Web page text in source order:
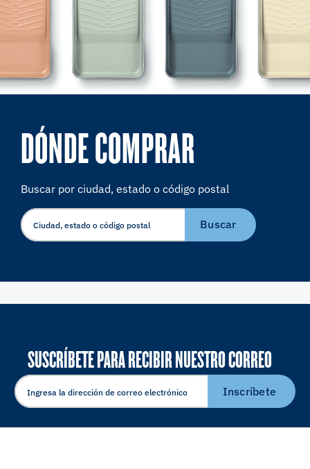
DÓNDE COMPRAR
Buscar por ciudad, estado o código postal
Buscar
SUSCRÍBETE PARA RECIBIR NUESTRO CORREO
ELECTRÓNICO
Inscríbete